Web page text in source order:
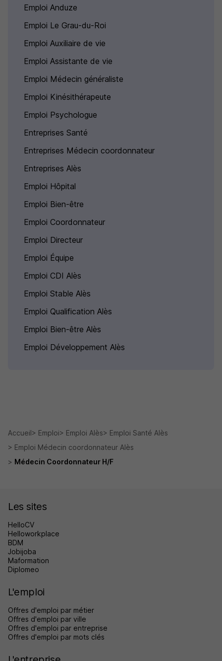
Emploi Anduze
Emploi Le Grau-du-Roi
Emploi Auxiliaire de vie
Emploi Assistante de vie
Emploi Médecin généraliste
Emploi Kinésithérapeute
Emploi Psychologue
Entreprises Santé
Entreprises Médecin coordonnateur
Entreprises Alès
Emploi Hôpital
Emploi Bien-être
Emploi Coordonnateur
Emploi Directeur
Emploi Équipe
Emploi CDI Alès
Emploi Stable Alès
Emploi Qualification Alès
Emploi Bien-être Alès
Emploi Développement Alès
Accueil Emploi Emploi Alès
Emploi Santé Alès
Emploi Médecin coordonnateur Alès
Médecin Coordonnateur H/F
Les sites
HelloCV
Helloworkplace
BDM
Jobijoba
Maformation
Diplomeo
L'emploi
Offres d'emploi par métier
Offres d'emploi par ville
Offres d'emploi par entreprise
Offres d'emploi par mots clés